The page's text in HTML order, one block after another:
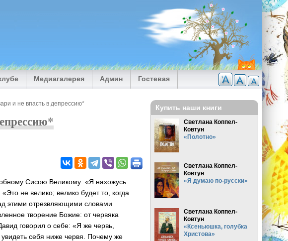
Медиагалерея Админ Гостевая
и не впасть в депрессию*
Сисою Великому: «Я нахожусь
не велико; велико будет то, когда
этими отрезвляющими словами
творение Божие: от червяка
говорил о себе: «Я же червь,
себя ниже червя. Почему же
Купить наши книги
Светлана Коппел-
Ковтун
«Полотно»
Светлана Коппел-
Ковтун
«Я думаю по-русски»
Светлана Коппел-
Ковтун
«Ксеньюшка, голубка
Христова»